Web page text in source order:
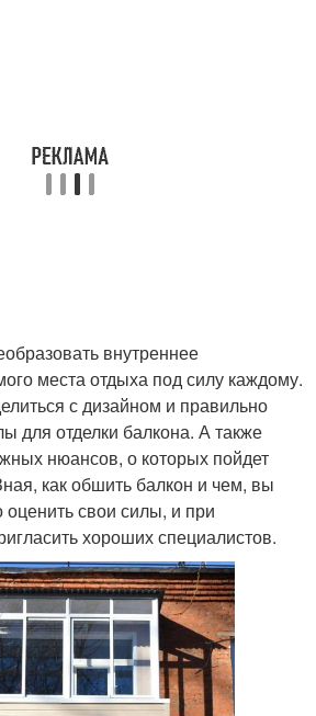
Металлические панели
Внешняя отделка
внутреннее
места отдыха под силу каждому.
с дизайном и правильно
для отделки балкона. А также
нюансов, о которых пойдет
как обшить балкон и чем, вы
свои силы, и при
хороших специалистов.